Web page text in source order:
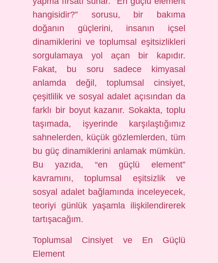
hangisidir?” sorusu, bir bakıma
doğanın güçlerini, insanın içsel
dinamiklerini ve toplumsal eşitsizlikleri
sorgulamaya yol açan bir kapıdır.
Fakat, bu soru sadece kimyasal
anlamda değil, toplumsal cinsiyet,
çeşitlilik ve sosyal adalet açısından da
farklı bir boyut kazanır. Sokakta, toplu
taşımada, işyerinde karşılaştığımız
sahnelerden, küçük gözlemlerden, tüm
bu güç dinamiklerini anlamak mümkün.
Bu yazıda, “en güçlü element”
kavramını, toplumsal eşitsizlik ve
sosyal adalet bağlamında inceleyecek,
teoriyi günlük yaşamla ilişkilendirerek
tartışacağım.
Toplumsal Cinsiyet ve En Güçlü
Element